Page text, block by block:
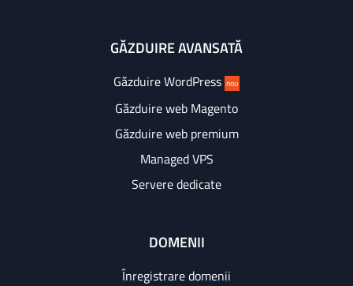
GĂZDUIRE AVANSATĂ
Găzduire WordPress nou
Găzduire web Magento
Găzduire web premium
Managed VPS
Servere dedicate
DOMENII
Înregistrare domenii